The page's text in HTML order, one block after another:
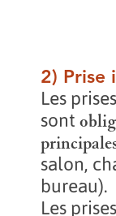
2) Prise
Les
sont
salon,
bureau).
Les